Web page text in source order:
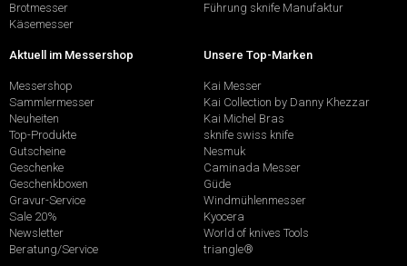
Brotmesser
Käsemesser
Führung sknife Manufaktur
Aktuell im Messershop
Messershop
Sammlermesser
Neuheiten
Top-Produkte
Gutscheine
Geschenke
Geschenkboxen
Gravur-Service
Sale 20%
Newsletter
Beratung/Service
Unsere Top-Marken
Kai Messer
Kai Collection by Danny Khezzar
Kai Michel Bras
sknife swiss knife
Nesmuk
Caminada Messer
Güde
Windmühlenmesser
Kyocera
World of knives Tools
triangle®